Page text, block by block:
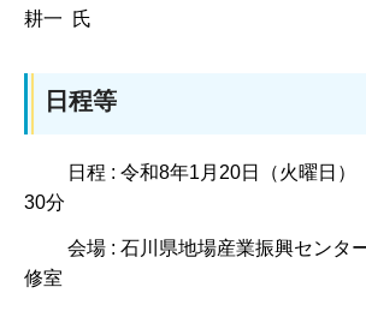
耕一 氏
日程等
日程 : 令和8年1月20日（火曜日）
30分
会場 : 石川県地場産業振興センタ
修室